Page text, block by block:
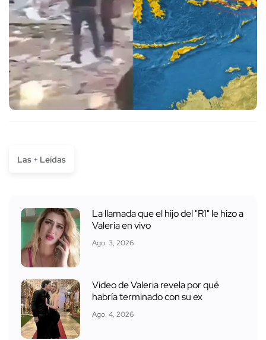
Las + Leídas
La llamada que el hijo del "R1" le hizo a
Valeria en vivo
Ago. 3, 2026
Video de Valeria revela por qué
habría terminado con su ex
Ago. 4, 2026